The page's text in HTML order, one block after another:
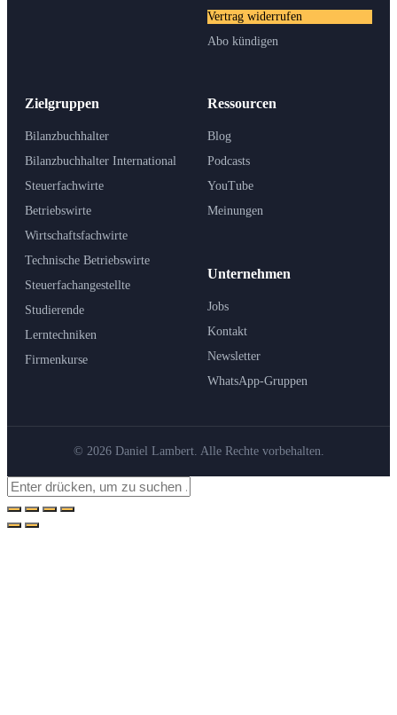
Zielgruppen
Bilanzbuchhalter
Bilanzbuchhalter International
Steuerfachwirte
Betriebswirte
Wirtschaftsfachwirte
Technische Betriebswirte
Steuerfachangestellte
Studierende
Lerntechniken
Firmenkurse
Ressourcen
Blog
Podcasts
YouTube
Meinungen
Unternehmen
Jobs
Kontakt
Newsletter
WhatsApp-Gruppen
Vertrag widerrufen
Abo kündigen
© 2026 Daniel Lambert. Alle Rechte vorbehalten.